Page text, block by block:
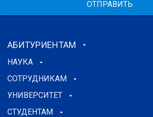
ОТПРАВИТЬ
АБИТУРИЕНТАМ
НАУКА
СОТРУДНИКАМ
УНИВЕРСИТЕТ
СТУДЕНТАМ